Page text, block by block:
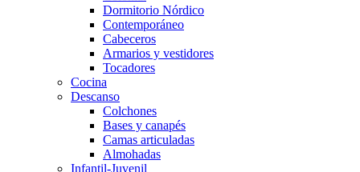
Dormitorio Nórdico
Contemporáneo
Cabeceros
Armarios y vestidores
Tocadores
Cocina
Descanso
Colchones
Bases y canapés
Camas articuladas
Almohadas
Infantil-Juvenil